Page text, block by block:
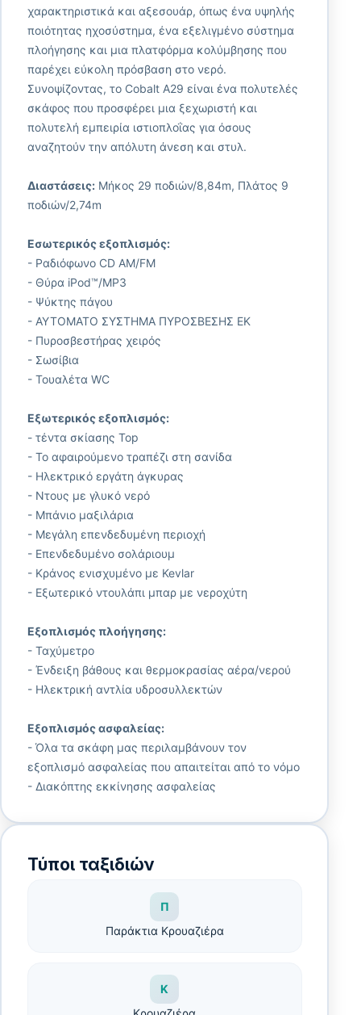
χαρακτηριστικά και αξεσουάρ, όπως ένα υψηλής
ποιότητας ηχοσύστημα, ένα εξελιγμένο σύστημα
πλοήγησης και μια πλατφόρμα κολύμβησης που
παρέχει εύκολη πρόσβαση στο νερό.
Συνοψίζοντας, το Cobalt A29 είναι ένα πολυτελές
σκάφος που προσφέρει μια ξεχωριστή και
πολυτελή εμπειρία ιστιοπλοΐας για όσους
αναζητούν την απόλυτη άνεση και στυλ.
Διαστάσεις:Μήκος 29 ποδιών/8,84m, Πλάτος 9
ποδιών/2,74m
Εσωτερικός εξοπλισμός:
- Ραδιόφωνο CD AM/FM
- Θύρα iPod™/MP3
- Ψύκτης πάγου
- ΑΥΤΟΜΑΤΟ ΣΥΣΤΗΜΑ ΠΥΡΟΣΒΕΣΗΣ ΕΚ
- Πυροσβεστήρας χειρός
- Σωσίβια
- Τουαλέτα WC
Εξωτερικός εξοπλισμός:
- τέντα σκίασης Top
- Το αφαιρούμενο τραπέζι στη σανίδα
- Ηλεκτρικό εργάτη άγκυρας
- Ντους με γλυκό νερό
- Μπάνιο μαξιλάρια
- Μεγάλη επενδεδυμένη περιοχή
- Επενδεδυμένο σολάριουμ
- Κράνος ενισχυμένο με Kevlar
- Εξωτερικό ντουλάπι μπαρ με νεροχύτη
Εξοπλισμός πλοήγησης:
- Ταχύμετρο
- Ένδειξη βάθους και θερμοκρασίας αέρα/νερού
- Ηλεκτρική αντλία υδροσυλλεκτών
Εξοπλισμός ασφαλείας:
- Όλα τα σκάφη μας περιλαμβάνουν τον
εξοπλισμό ασφαλείας που απαιτείται από το νόμο
- Διακόπτης εκκίνησης ασφαλείας
Τύποι ταξιδιών
Π
Παράκτια Κρουαζιέρα
Κ